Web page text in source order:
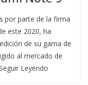
por parte de la firma
este 2020, ha
de su gama de
al mercado de
Leyendo